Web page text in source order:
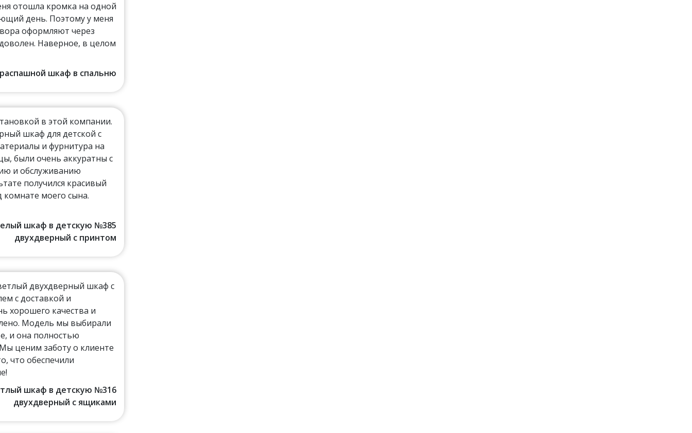
отошла кромка на одной
день. Поэтому у меня
оформляют через
Наверное, в целом
распашной шкаф в спальню
в этой компании.
шкаф для детской с
и фурнитура на
были очень аккуратны с
и обслуживанию
получился красивый
моего сына.
шкаф в детскую №385
двухдверный с принтом
двухдверный шкаф с
с доставкой и
хорошего качества и
Модель мы выбирали
и она полностью
ценим заботу о клиенте
что обеспечили
шкаф в детскую №316
двухдверный с ящиками